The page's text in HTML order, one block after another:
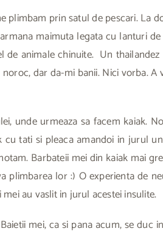
plimbam prin satul de pescari. La
maimuta legata cu lanturi
de animale chinuite. Un
dar da-mi banii. Nici vorba.
unde urmeaza sa facem kaiak.
cu tati si pleaca amandoi in jurul
Barbateii mei din kaiak mai
plimbarea lor :) O experienta de
au vaslit in jurul acestei insulite.
mei, ca si pana acum, se